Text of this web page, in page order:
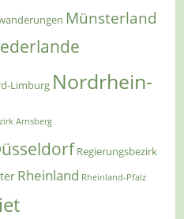
Münsterland
Limburg Nordrhein-
Arnsberg
Regierungsbezirk
Rheinland Rheinland-Pfalz